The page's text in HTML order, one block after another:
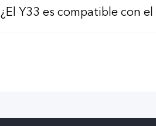
¿El Y33 es compatible con